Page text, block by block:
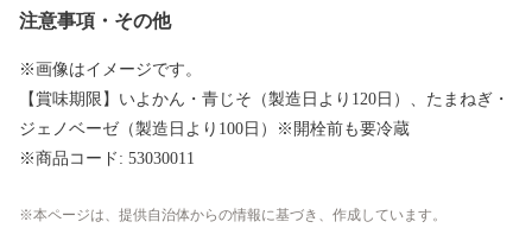
注意事項・その他
※画像はイメージです。
【賞味期限】いよかん・青じそ（製造日より120日）、たまねぎ・
ジェノベーゼ（製造日より100日）※開栓前も要冷蔵
※商品コード: 53030011
本ページは、提供自治体からの情報に基づき、作成しています。